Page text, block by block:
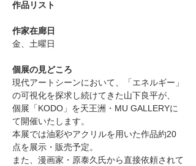
作品リスト
作家在廊日
金、土曜日
個展の見どころ
現代アートシーンにおいて、「エネルギー」
の可視化を探求し続けてきた山下良平が、
個展「KODO」を天王洲・MU GALLERYに
て開催いたします。
本展では油彩やアクリルを用いた作品約20
点を展示・販売予定。
また、漫画家・原泰久氏から直接依頼されて